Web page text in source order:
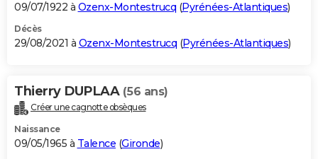
09/07/1922 à Ozenx-Montestrucq (Pyrénées-Atlantiques)
Décès
29/08/2021 à Ozenx-Montestrucq (Pyrénées-Atlantiques)
Thierry DUPLAA (56 ans)
Créer une cagnotte obsèques
Naissance
09/05/1965 à Talence (Gironde)